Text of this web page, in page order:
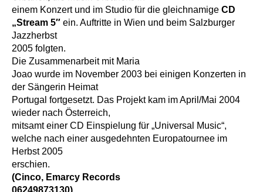
einem Konzert und im Studio für die gleichnamige CD
„Stream 5″ ein. Auftritte in Wien und beim Salzburger
Jazzherbst
2005 folgten.
Die Zusammenarbeit mit Maria
Joao wurde im November 2003 bei einigen Konzerten in
der Sängerin Heimat
Portugal fortgesetzt. Das Projekt kam im April/Mai 2004
wieder nach Österreich,
mitsamt einer CD Einspielung für „Universal Music“,
welche nach einer ausgedehnten Europatournee im
Herbst 2005
erschien.
(Cinco, Emarcy Records
06249873130)